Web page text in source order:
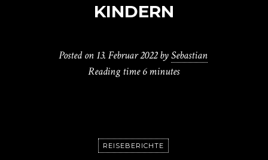
KINDERN
Posted on 13. Februar 2022 bySebastian
Reading time6 minutes
REISEBERICHTE